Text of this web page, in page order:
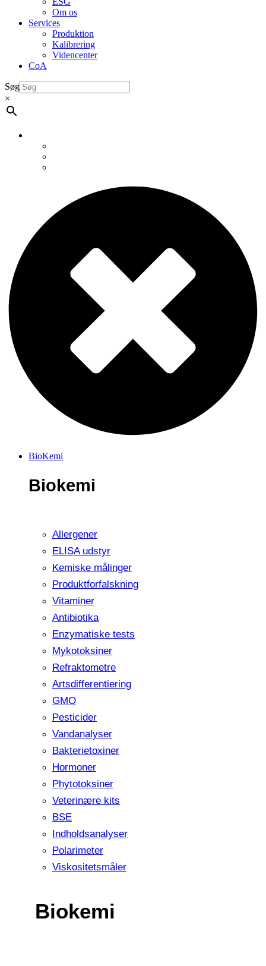
Om os
Services
Produktion
Kalibrering
Videncenter
CoA
Søg
×
BioKemi
Biokemi
Allergener
ELISA udstyr
Kemiske målinger
Produktforfalskning
Vitaminer
Antibiotika
Enzymatiske tests
Mykotoksiner
Refraktometre
Artsdifferentiering
GMO
Pesticider
Vandanalyser
Bakterietoxiner
Hormoner
Phytotoksiner
Veterinære kits
BSE
Indholdsanalyser
Polarimeter
Viskositetsmåler
Biokemi